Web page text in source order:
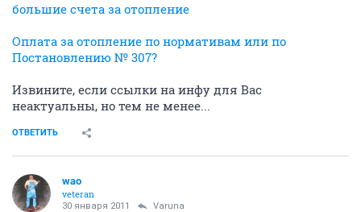
большие счета за отопление
Оплата за отопление по нормативам или по
Постановлению № 307?
Извините, если ссылки на инфу для Вас
неактуальны, но тем не менее...
ОТВЕТИТЬ
wao
veteran
30 января 2011 Varuna